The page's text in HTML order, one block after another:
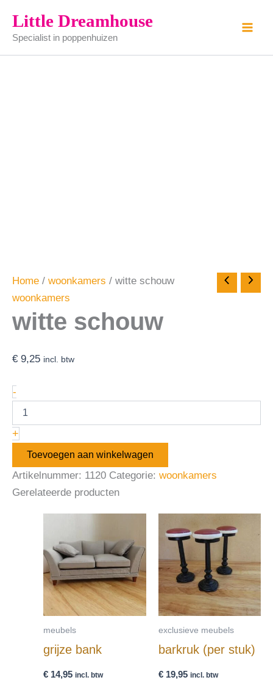
naar
inhoud
Little Dreamhouse
Specialist in poppenhuizen
Home / woonkamers / witte schouw
woonkamers
witte schouw
€ 9,25 incl. btw
-
schouw
aantal
+
Toevoegen aan winkelwagen
Artikelnummer: 1120 Categorie: woonkamers
Gerelateerde producten
meubels
grijze bank
€ 14,95 incl. btw
exclusieve meubels
barkruk (per stuk)
€19,95 incl. btw